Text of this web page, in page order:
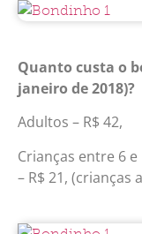
Quanto custa o
janeiro de 2018)?
Adultos – R$ 42,
Crianças entre 6
– R$ 21, (crianças